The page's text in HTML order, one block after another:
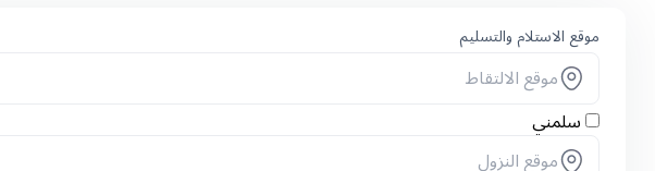
موقع الاستلام والتسليم
سلمني